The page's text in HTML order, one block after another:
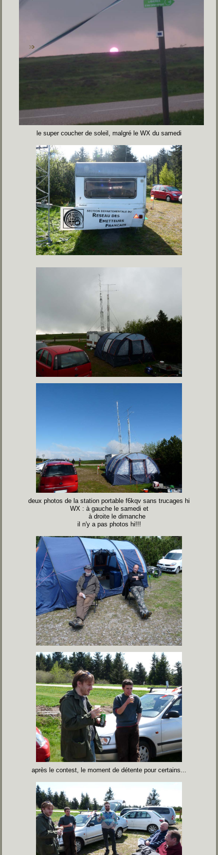
le super coucher de soleil, malgré le WX du samedi
deux photos de la station portable f6kqv sans trucages hi
WX : à gauche le samedi et
à droite le dimanche
il n'y a pas photos hi!!!
après le contest, le moment de détente pour certains...